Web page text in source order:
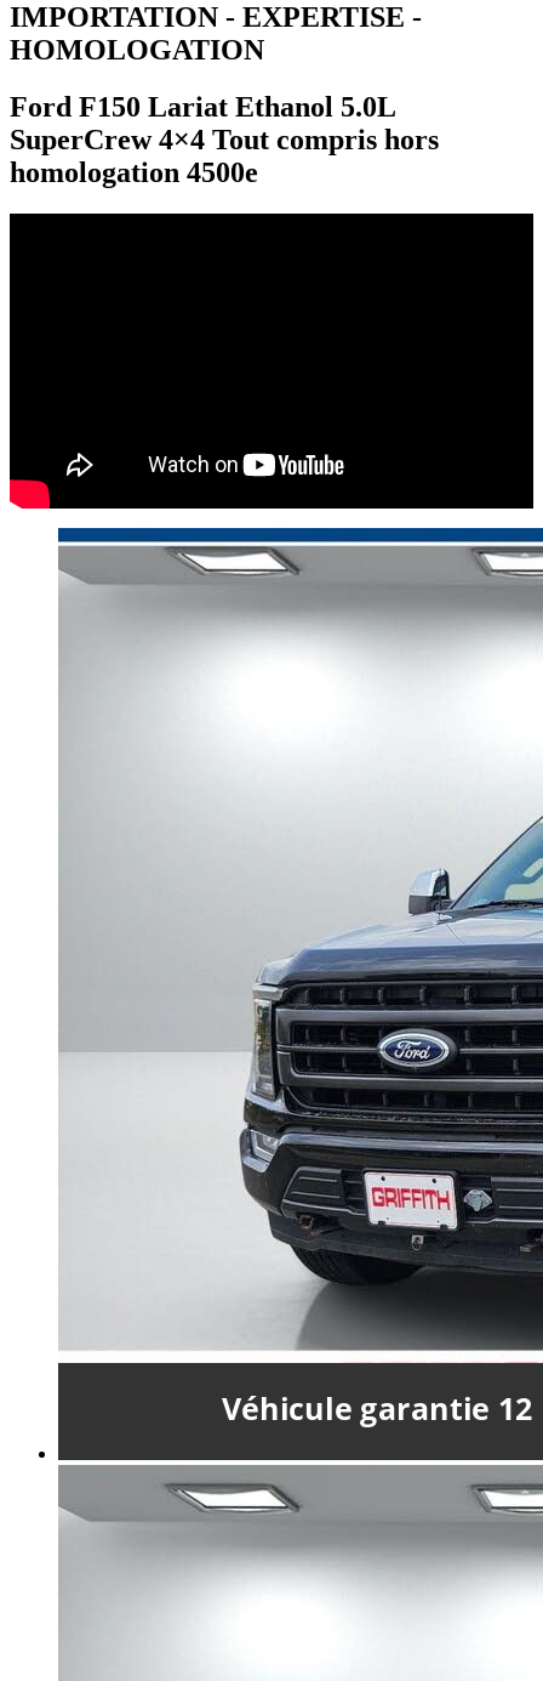
IMPORTATION - EXPERTISE -
HOMOLOGATION
Ford F150 Lariat Ethanol 5.0L
SuperCrew 4×4 Tout compris hors
homologation 4500e